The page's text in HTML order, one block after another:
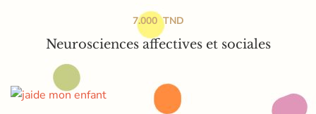
Neurosciences affectives et sociales
7.000TND